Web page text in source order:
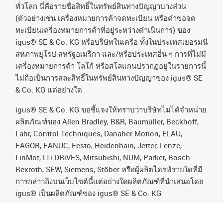
ทั่วโลก นี่คือรายชื่อสิทธิ์ในทรัพย์สินทางปัญญาบางส่วน
(ตัวอย่างเช่น เครื่องหมายการค้าจดทะเบียน หรือคำขอจด
ทะเบียนเครื่องหมายการค้าที่อยู่ระหว่างดำเนินการ) ของ
igus® SE & Co. KG หรือบริษัทในเครือ ทั้งในประเทศเยอรมนี
สหภาพยุโรป สหรัฐอเมริกา และ/หรือประเทศอื่น ๆ การที่ไม่มี
เครื่องหมายการค้า โลโก้ หรือสโลแกนปรากฏอยู่ในรายการนี้
ไม่ถือเป็นการสละสิทธิ์ในทรัพย์สินทางปัญญาของ igus® SE
& Co. KG แต่อย่างใด
igus® SE & Co. KG ขอชี้แจงให้ทราบว่าบริษัทไม่ได้จําหน่าย
ผลิตภัณฑ์ของ Allen Bradley, B&R, Baumüller, Beckhoff,
Lahr, Control Techniques, Danaher Motion, ELAU,
FAGOR, FANUC, Festo, Heidenhain, Jetter, Lenze,
LinMot, LTi DRiVES, Mitsubishi, NUM, Parker, Bosch
Rexroth, SEW, Siemens, Stöber หรือผู้ผลิตไดรฟ์รายใดที่มี
การกล่าวถึงบนเว็บไซต์นี้แต่อย่างใดผลิตภัณฑ์ที่นําเสนอโดย
igus® เป็นผลิตภัณฑ์ของ igus® SE & Co. KG